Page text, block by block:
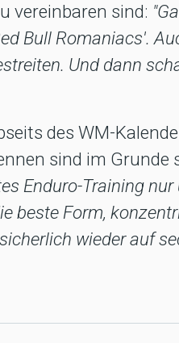
vereinbaren sind:
Bull Romaniacs'.
Und dann
des WM-
sind im
Enduro-Training
beste Form,
wieder auf